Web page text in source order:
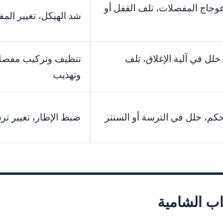
المفصلات، تلف القفل أو
شد الهيكل، تغيير
في آلية الإغلاق، تلف
تنظيف وتركيب
وتهذيب
خلل في الترسة أو السنتر ضبط الإطار، تغيير
الشامية